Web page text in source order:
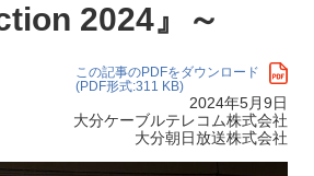
2024』～
この記事のPDFをダウンロード
(PDF形式:311 KB)
2024年5月9日
大分ケーブルテレコム株式会社
大分朝日放送株式会社